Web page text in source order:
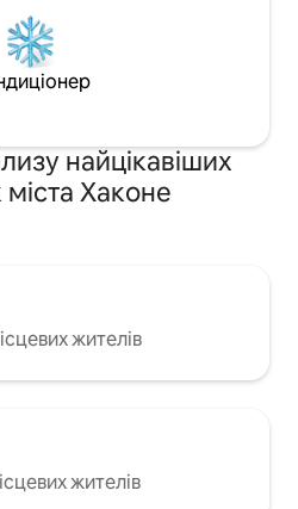
своїми
для
•
фільмами
та водяна
・
посуд,
найцікавіших
міста Хаконе
жителів
жителів